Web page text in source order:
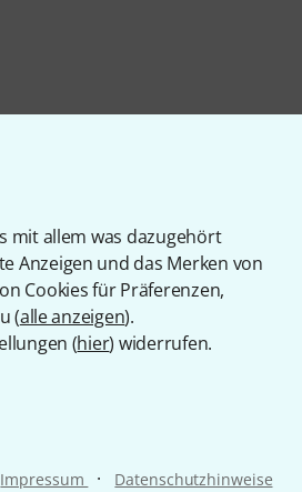
mit allem was dazugehört
Anzeigen und das Merken von
Cookies für Präferenzen,
(alle anzeigen).
(hier) widerrufen.
Impressum · Datenschutzhinweise